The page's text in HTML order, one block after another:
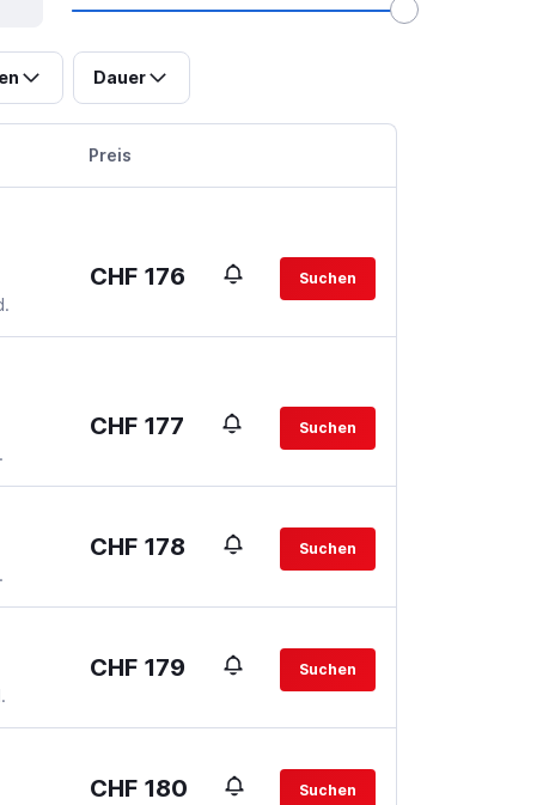
Dauer
Preis
CHF 176 Suchen
CHF 177 Suchen
CHF 178 Suchen
CHF 179 Suchen
CHF 180 Suchen